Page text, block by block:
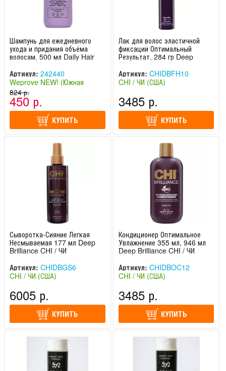
Шампунь для ежедневного
ухода и придания объёма
волосам, 500 мл Daily Hair
Volume Shampoo Weprove /
Випрув
Артикул: 242440
Weprove NEW! (Южная
Корея)
824 р.
450 р.
КУПИТЬ
Лак для волос эластичной
фиксации Оптимальный
Результат, 284 гр Deep
Brilliance CHI / ЧИ
Артикул: CHIDBFH10
CHI / ЧИ (США)
3485 р.
КУПИТЬ
Сыворотка-Сияние Легкая
Несмываемая 177 мл Deep
Brilliance CHI / ЧИ
Артикул: CHIDBGS6
CHI / ЧИ (США)
6005 р.
КУПИТЬ
Кондиционер Оптимальное
Увлажнение 355 мл, 946 мл
Deep Brilliance CHI / ЧИ
Артикул: CHIDBOC12
CHI / ЧИ (США)
3485 р.
КУПИТЬ